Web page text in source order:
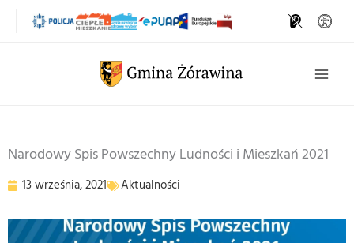
Narodowy Spis Powszechny Ludności i Mieszkań 2021
13 września, 2021 Aktualności